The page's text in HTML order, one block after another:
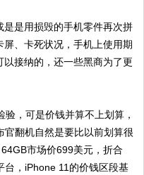
是用损毁的手机零件再次拼
、卡死状况，手机上使用期
接纳的，还一些黑商为了更
，可是价钱并算不上划算，
翻机自然是要比以前划算很
市场价699美元，折合
台，iPhone 11的价钱区段基